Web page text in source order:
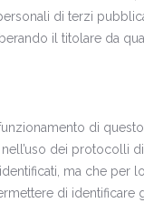
di terzi
il titolare da
di
dei protocolli
ma che per
di identificare